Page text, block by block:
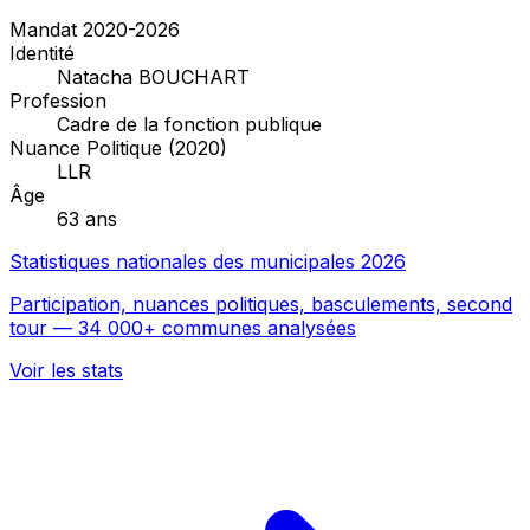
Mandat 2020-2026
Identité
Natacha BOUCHART
Profession
Cadre de la fonction publique
Nuance Politique (2020)
LLR
Âge
63 ans
Statistiques nationales des municipales 2026
Participation, nuances politiques, basculements, second
tour — 34 000+ communes analysées
Voir les stats